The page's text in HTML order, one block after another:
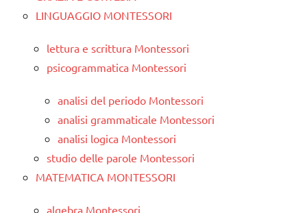
LINGUAGGIO MONTESSORI
lettura e scrittura Montessori
psicogrammatica Montessori
analisi del periodo Montessori
analisi grammaticale Montessori
analisi logica Montessori
studio delle parole Montessori
MATEMATICA MONTESSORI
algebra Montessori